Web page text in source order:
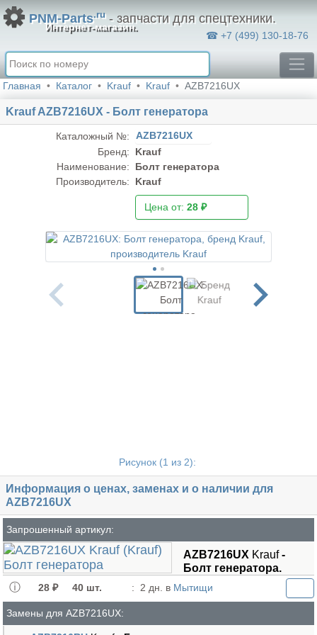
PNM-Parts.ru- запчасти для спецтехники.
Интернет-магазин.
☎ +7 (499) 130-18-76
Главная Каталог Krauf Krauf AZB7216UX
Krauf AZB7216UX - Болт генератора
Каталожный №:
AZB7216UX
Бренд:
Krauf
Наименование:
Болт генератора
Производитель:
Krauf
Цена от:28 ₽
Рисунок (1 из 2):
Информация о ценах, заменах и о наличии для
AZB7216UX
Запрошенный артикул:
AZB7216UX Krauf-
Болт генератора.
28 ₽ 40 шт. : 2 дн. в Мытищи
Замены для AZB7216UX: